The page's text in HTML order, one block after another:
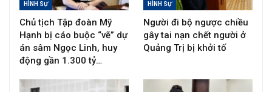
HÌNH SỰ
Chủ tịch Tập đoàn Mỹ
Hạnh bị cáo buộc “vẽ” dự
án sâm Ngọc Linh, huy
động gần 1.300 tỷ…
HÌNH SỰ
Người đi bộ ngược chiều
gây tai nạn chết người ở
Quảng Trị bị khởi tố